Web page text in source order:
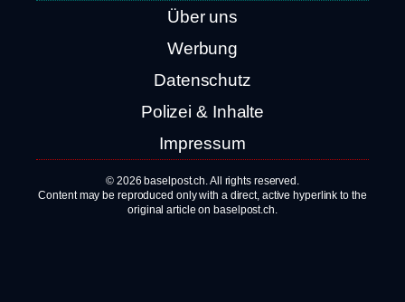
Über uns
Werbung
Datenschutz
Polizei & Inhalte
Impressum
© 2026 baselpost.ch. All rights reserved.
Content may be reproduced only with a direct, active hyperlink to the
original article on baselpost.ch.